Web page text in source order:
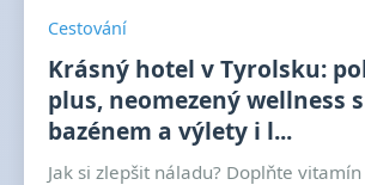
Cestování
Krásný hotel v Tyrolsku:
plus, neomezený wellness
bazénem a výlety i l...
Jak si zlepšit náladu? Doplňte